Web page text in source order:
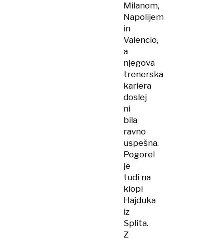
Milanom,
Napolijem
in
Valencio,
a
njegova
trenerska
kariera
doslej
ni
bila
ravno
uspešna.
Pogorel
je
tudi na
klopi
Hajduka
iz
Splita.
Z